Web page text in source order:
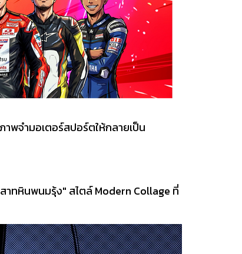
าพจำมอเตอร์สปอร์ตให้กลายเป็น
าทหินพนมรุ้ง" สไตล์ Modern Collage ที่